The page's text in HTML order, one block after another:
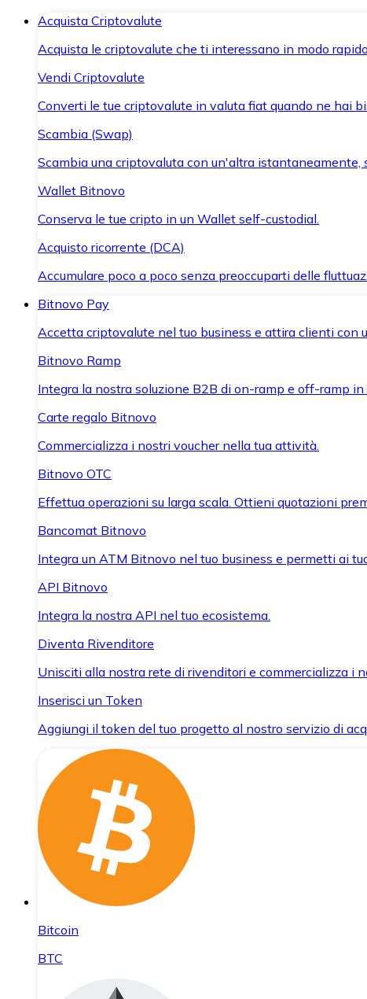
Acquista Criptovalute
Acquista le criptovalute che ti interessano in modo
Vendi Criptovalute
Converti le tue criptovalute in valuta fiat quando ne hai
Scambia (Swap)
Scambia una criptovaluta con un'altra istantaneamente,
Wallet Bitnovo
Conserva le tue cripto in un Wallet self-custodial.
Acquisto ricorrente (DCA)
Accumulare poco a poco senza preoccuparti delle
Bitnovo Pay
Accetta criptovalute nel tuo business e attira clienti con
Bitnovo Ramp
Integra la nostra soluzione B2B di on-ramp e off-ramp
Carte regalo Bitnovo
Commercializza i nostri voucher nella tua attività.
Bitnovo OTC
Effettua operazioni su larga scala. Ottieni quotazioni
Bancomat Bitnovo
Integra un ATM Bitnovo nel tuo business e permetti ai
API Bitnovo
Integra la nostra API nel tuo ecosistema.
Diventa Rivenditore
Unisciti alla nostra rete di rivenditori e commercializza i
Inserisci un Token
Aggiungi il token del tuo progetto al nostro servizio di
Bitcoin
BTC